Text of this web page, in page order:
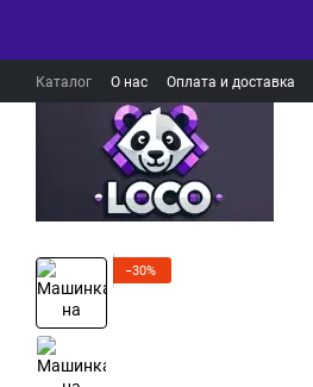
Каталог О нас Оплата и доставка
−30%